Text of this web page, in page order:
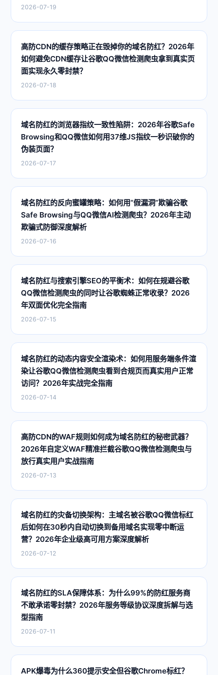
2026-07-19
高防CDN的缓存策略正在毁掉你的域名防红？2026年
如何避免CDN缓存让谷歌QQ微信检测爬虫拿到真实页
面实现永久零封禁？
2026-07-18
域名防红的浏览器指纹一致性陷阱：2026年谷歌Safe
Browsing和QQ微信如何用37维JS指纹一秒识破你的
伪装页面？
2026-07-17
域名防红的反向蜜罐策略：如何用“假漏洞”欺骗谷歌
Safe Browsing与QQ微信AI检测爬虫？2026年主动
欺骗式防御深度解析
2026-07-16
域名防红与搜索引擎SEO的平衡术：如何在规避谷歌
QQ微信检测爬虫的同时让谷歌蜘蛛正常收录？2026
年双面优化完全指南
2026-07-15
域名防红的动态内容安全渲染术：如何用服务端条件渲
染让谷歌QQ微信检测爬虫看到合规页而真实用户正常
访问？2026年实战完全指南
2026-07-14
高防CDN的WAF规则如何成为域名防红的秘密武器？
2026年自定义WAF精准拦截谷歌QQ微信检测爬虫与
放行真实用户实战指南
2026-07-13
域名防红的灾备切换架构：主域名被谷歌QQ微信标红
后如何在30秒内自动切换到备用域名实现零中断运
营？2026年企业级高可用方案深度解析
2026-07-12
域名防红的SLA保障体系：为什么99%的防红服务商
不敢承诺零封禁？2026年服务等级协议深度拆解与选
型指南
2026-07-11
APK爆毒为什么360提示安全但谷歌Chrome标红？